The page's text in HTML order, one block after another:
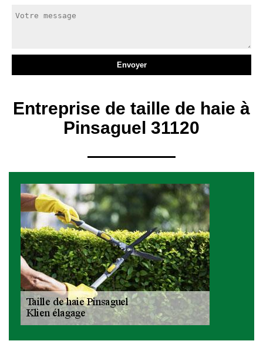
Entreprise de taille de haie à
Pinsaguel 31120